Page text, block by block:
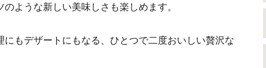
のような新しい美味しさも楽しめます。
にもデザートにもなる、ひとつで二度おいしい贅沢な